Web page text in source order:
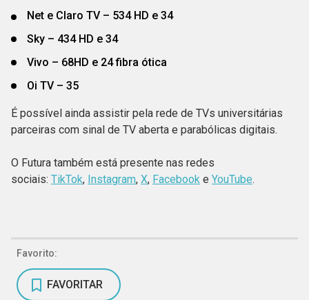
Net e Claro TV – 534 HD e 34
Sky – 434 HD e 34
Vivo – 68HD e 24 fibra ótica
Oi TV – 35
É possível ainda assistir pela rede de TVs universitárias
parceiras com sinal de TV aberta e parabólicas digitais.
O Futura também está presente nas redes
sociais: TikTok, Instagram, X, Facebook e YouTube.
Favorito:
FAVORITAR